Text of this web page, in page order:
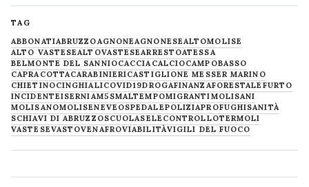
TAG
ABBONATIABRUZZOAGNONEAGNONESEALTOMOLISE
ALTO VASTESEALTOVASTESEARRESTOATESSA
BELMONTE DEL SANNIOCACCIA CALCIOCAMPOBASSO
CAPRACOTTACARABINIERICASTIGLIONE MESSER MARINO
CHIETINOCINGHIALICOVID19DROGAFINANZAFORESTALE FURTO
INCIDENTEISERNIAM5SMALTEMPOMIGRANTIMOLISANI
MOLISANOMOLISENEVE OSPEDALEPOLIZIAPROFUGHISANITÀ
SCHIAVI DI ABRUZZOSCUOLASELECONTROLLOTERMOLI
VASTESEVASTOVENAFROVIABILITÀVIGILI DEL FUOCO